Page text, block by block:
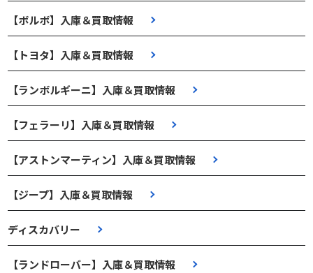
【ボルボ】入庫＆買取情報
【トヨタ】入庫＆買取情報
【ランボルギーニ】入庫＆買取情報
【フェラーリ】入庫＆買取情報
【アストンマーティン】入庫＆買取情報
【ジープ】入庫＆買取情報
ディスカバリー
【ランドローバー】入庫＆買取情報